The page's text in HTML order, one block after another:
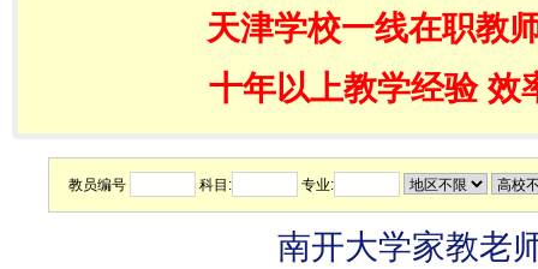
天津学校一线在职教
十年以上教学经验 效
教员编号 科目: 专业:
南开大学家教老